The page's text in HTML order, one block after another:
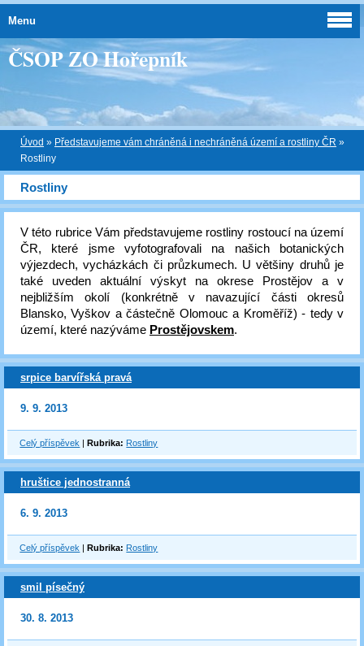
ČSOP ZO Hořepník
Úvod » Představujeme vám chráněná i nechráněná území a rostliny ČR »
Rostliny
Rostliny
V této rubrice Vám představujeme rostliny rostoucí na území
ČR, které jsme vyfotografovali na našich botanických
výjezdech, vycházkách či průzkumech. U většiny druhů je
také uveden aktuální výskyt na okrese Prostějov a v
nejbližším okolí (konkrétně v navazující části okresů
Blansko, Vyškov a částečně Olomouc a Kroměříž) - tedy v
území, které nazýváme Prostějovskem.
srpice barvířská pravá
9. 9. 2013
Celý příspěvek |Rubrika: Rostliny
hruštice jednostranná
6. 9. 2013
Celý příspěvek |Rubrika: Rostliny
smil písečný
30. 8. 2013
Menu